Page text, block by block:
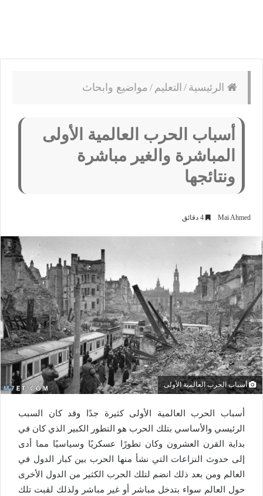
الرئيسية / التعليم / مواضيع وابحاث
أسباب الحرب العالمية الأولى
المباشرة والغير مباشرة
ونتائجها
Mai Ahmed
أسباب الحرب العالمية الأولى
أسباب الحرب العالمية الأولى كثيرة جدًا وقد كان السبب
الرئيسي والأساسي بتلك الحرب هو التطور الكبير الذي كان في
بداية القرن العشرون وكان تطورًا عسكريًا وسياسيًا مما أدى
إلى حدوث النزاعات التي نشأ منها الحرب بين كبار الدول في
العالم ومن بعد ذلك انضم لتلك الحرب الكثير من الدول الأخرى
حول العالم سواء بتدخل مباشر أو غير مباشر ولذلك لقبت تلك